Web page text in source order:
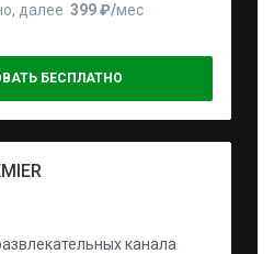
далее 399 ₽⁠/⁠мес
БЕСПЛАТНО
канала